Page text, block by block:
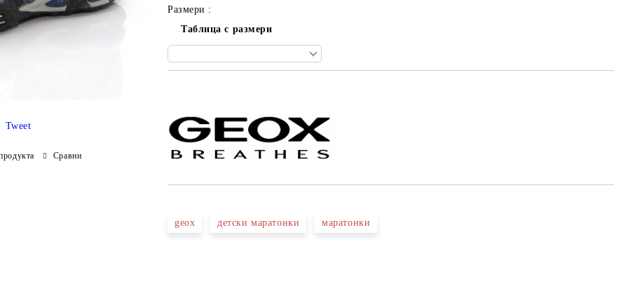
Размери :
Таблица с размери
geox детски маратонки маратонки
Tweet
Сравни